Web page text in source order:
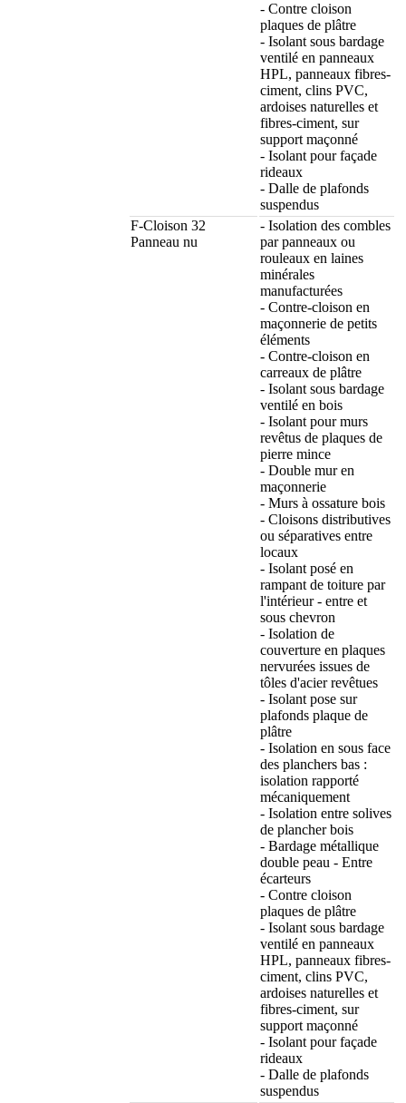
- Contre cloison
plaques de plâtre
- Isolant sous bardage
ventilé en panneaux
HPL, panneaux fibres-
ciment, clins PVC,
ardoises naturelles et
fibres-ciment, sur
support maçonné
- Isolant pour façade
rideaux
- Dalle de plafonds
suspendus
F-Cloison 32
Panneau nu
- Isolation des combles
par panneaux ou
rouleaux en laines
minérales
manufacturées
- Contre-cloison en
maçonnerie de petits
éléments
- Contre-cloison en
carreaux de plâtre
- Isolant sous bardage
ventilé en bois
- Isolant pour murs
revêtus de plaques de
pierre mince
- Double mur en
maçonnerie
- Murs à ossature bois
- Cloisons distributives
ou séparatives entre
locaux
- Isolant posé en
rampant de toiture par
l'intérieur - entre et
sous chevron
- Isolation de
couverture en plaques
nervurées issues de
tôles d'acier revêtues
- Isolant pose sur
plafonds plaque de
plâtre
- Isolation en sous face
des planchers bas :
isolation rapporté
mécaniquement
- Isolation entre solives
de plancher bois
- Bardage métallique
double peau - Entre
écarteurs
- Contre cloison
plaques de plâtre
- Isolant sous bardage
ventilé en panneaux
HPL, panneaux fibres-
ciment, clins PVC,
ardoises naturelles et
fibres-ciment, sur
support maçonné
- Isolant pour façade
rideaux
- Dalle de plafonds
suspendus